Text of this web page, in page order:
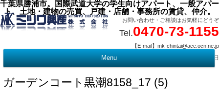
千葉県勝浦市。国際武道大学の学生向けアパート、一般アパー
ト、土地・建物の売買、戸建・店舗・事務所の賃貸、仲介。
お問い合わせ・ご相談はお気軽にどうぞ
Tel.0470-73-1155
【E-mail】mk-chintai@ace.ocn.ne.jp
【営業時間】09:00 ～ 17:15 【定 休 日】水曜・祭日
Menu
ガーデンコート黒潮8158_17 (5)